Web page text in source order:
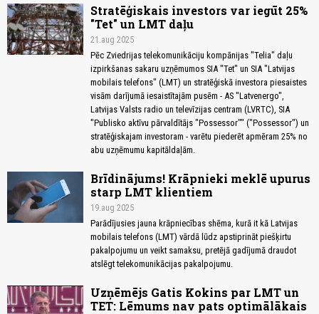
Stratēģiskais investors var iegūt 25%
"Tet" un LMT daļu
21.aug 2025
Pēc Zviedrijas telekomunikāciju kompānijas "Telia" daļu
izpirkšanas sakaru uzņēmumos SIA "Tet" un SIA "Latvijas
mobilais telefons" (LMT) un stratēģiskā investora piesaistes
visām darījumā iesaistītajām pusēm - AS "Latvenergo",
Latvijas Valsts radio un televīzijas centram (LVRTC), SIA
"Publisko aktīvu pārvaldītājs "Possessor"" ("Possessor") un
stratēģiskajam investoram - varētu piederēt apmēram 25% no
abu uzņēmumu kapitāldaļām.
Brīdinājums! Krāpnieki meklē upurus
starp LMT klientiem
19.aug 2025
Parādījusies jauna krāpniecības shēma, kurā it kā Latvijas
mobilais telefons (LMT) vārdā lūdz apstiprināt piešķirtu
pakalpojumu un veikt samaksu, pretējā gadījumā draudot
atslēgt telekomunikācijas pakalpojumu.
Uzņēmējs Gatis Kokins par LMT un
TET: Lēmums nav pats optimālākais